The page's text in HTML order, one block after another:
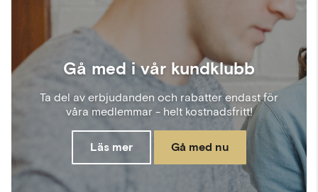
Gå med i vår kundklubb
Ta del av erbjudanden och rabatter endast för
våra medlemmar - helt kostnadsfritt!
Läs mer Gå med nu